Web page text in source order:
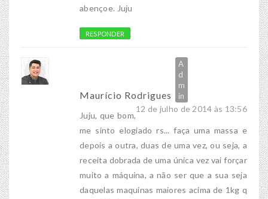
abençoe. Juju
RESPONDER
Maurício Rodrigues
12 de julho de 2014 às 13:56
Juju, que bom,
me sinto elogiado rs... faça uma massa e
depois a outra, duas de uma vez, ou seja, a
receita dobrada de uma única vez vai forçar
muito a máquina, a não ser que a sua seja
daquelas maquinas maiores acima de 1kg q